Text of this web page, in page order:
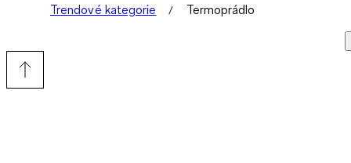
Trendové kategorie Termoprádlo